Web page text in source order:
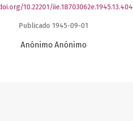
10.22201/iie.18703062e.1945.13.404
Publicado 1945-09-01
Anónimo Anónimo